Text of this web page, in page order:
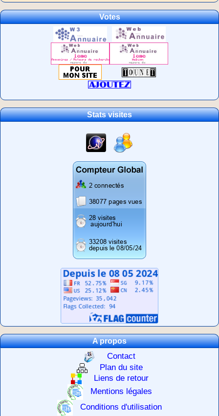
Votes
Stats visites
A propos
Contact
Plan du site
Liens de retour
Mentions légales
Conditions d'utilisation